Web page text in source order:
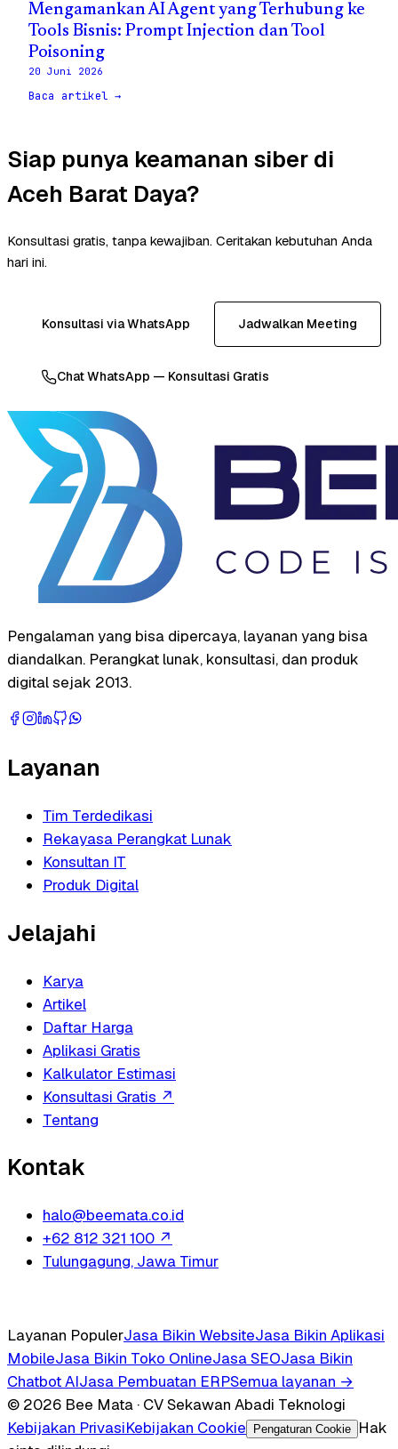
Mengamankan AI Agent yang Terhubung ke
Tools Bisnis: Prompt Injection dan Tool
Poisoning
20 Juni 2026
Baca artikel →
Siap punya keamanan siber di
Aceh Barat Daya?
Konsultasi gratis, tanpa kewajiban. Ceritakan kebutuhan Anda
hari ini.
Konsultasi via WhatsApp Jadwalkan Meeting
Chat WhatsApp — Konsultasi Gratis
Pengalaman yang bisa dipercaya, layanan yang bisa
diandalkan. Perangkat lunak, konsultasi, dan produk
digital sejak 2013.
Layanan
Tim Terdedikasi
Rekayasa Perangkat Lunak
Konsultan IT
Produk Digital
Jelajahi
Karya
Artikel
Daftar Harga
Aplikasi Gratis
Kalkulator Estimasi
Konsultasi Gratis ↗
Tentang
Kontak
halo@beemata.co.id
+62 812 321 100 ↗
Tulungagung, Jawa Timur
Layanan PopulerJasa Bikin WebsiteJasa Bikin Aplikasi
MobileJasa Bikin Toko OnlineJasa SEOJasa Bikin
Chatbot AIJasa Pembuatan ERPSemua layanan →
© 2026 Bee Mata · CV Sekawan Abadi Teknologi
Kebijakan PrivasiKebijakan Cookie Pengaturan Cookie
Hak